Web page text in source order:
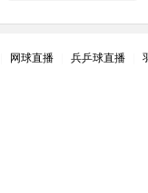
网球直播 兵乒球直播